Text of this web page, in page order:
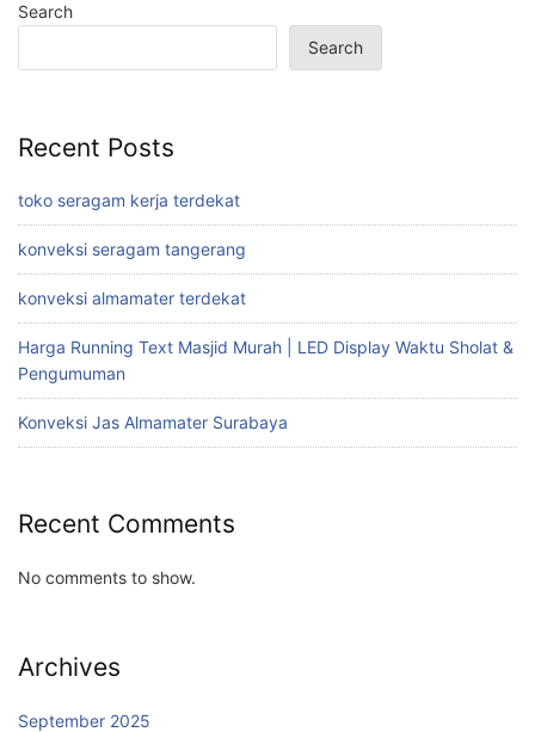
Search
Search
Recent Posts
toko seragam kerja terdekat
konveksi seragam tangerang
konveksi almamater terdekat
Harga Running Text Masjid Murah | LED Display Waktu Sholat &
Pengumuman
Konveksi Jas Almamater Surabaya
Recent Comments
No comments to show.
Archives
September 2025